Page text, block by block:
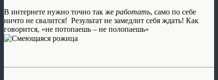
В интернете нужно точно так же работать, само по себе
ничто не свалится! Результат не замедлит себя ждать! Как
говорится, «не потопаешь – не полопаешь»